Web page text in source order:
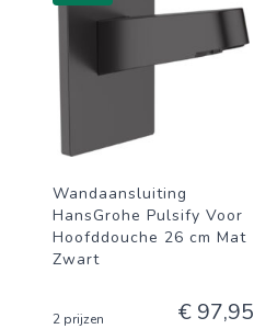
Wandaansluiting
HansGrohe Pulsify Voor
Hoofddouche 26 cm Mat
Zwart
2 prijzen € 97,95